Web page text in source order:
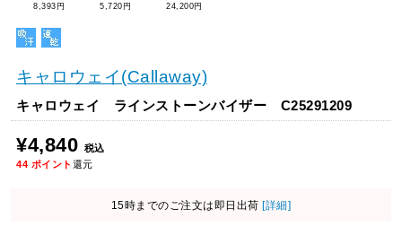
8,393円 5,720円 24,200円
キャロウェイ(Callaway)
キャロウェイ ラインストーンバイザー C25291209
¥4,840 税込
44 ポイント 還元
15時までのご注文は即日出荷 [詳細]